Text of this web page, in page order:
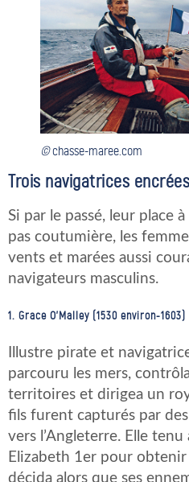
©chasse-maree.com
Trois navigatrices
Si par le passé, leur place
pas coutumière, les
vents et marées aussi
navigateurs masculins.
1. Grace O’Malley (1530 environ-1603)
Illustre pirate et
parcouru les mers,
territoires et dirigea un
fils furent capturés par
vers l’Angleterre. Elle
Elizabeth 1er pour
décida alors que ses